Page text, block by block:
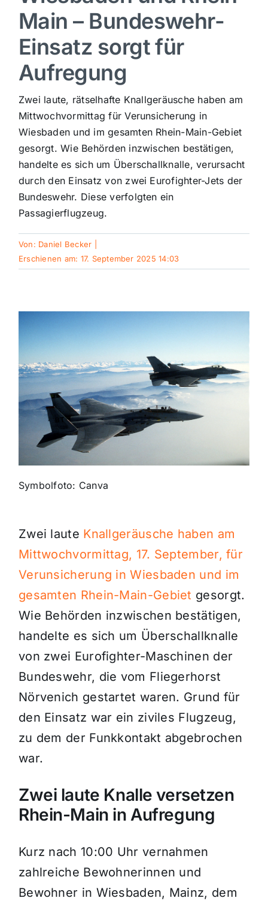
Sport
Panorama
Mein Stadtteil
Galerie
Verkehrsmeldungen
Polizeimeldungen
Gewinnspiele
Main – Bundeswehr-
Einsatz sorgt für
Aufregung
Zwei laute, rätselhafte Knallgeräusche haben am
Mittwochvormittag für Verunsicherung in
Wiesbaden und im gesamten Rhein-Main-Gebiet
gesorgt. Wie Behörden inzwischen bestätigen,
handelte es sich um Überschallknalle, verursacht
durch den Einsatz von zwei Eurofighter-Jets der
Bundeswehr. Diese verfolgten ein
Passagierflugzeug.
Von: Daniel Becker
Erschienen am: 17. September 2025 14:03
Symbolfoto: Canva
Zwei laute Knallgeräusche haben am
Mittwochvormittag, 17. September, für
Verunsicherung in Wiesbaden und im
gesamten Rhein-Main-Gebiet gesorgt.
Wie Behörden inzwischen bestätigen,
handelte es sich um Überschallknalle
von zwei Eurofighter-Maschinen der
Bundeswehr, die vom Fliegerhorst
Nörvenich gestartet waren. Grund für
den Einsatz war ein ziviles Flugzeug,
zu dem der Funkkontakt abgebrochen
war.
Zwei laute Knalle versetzen
Rhein-Main in Aufregung
Kurz nach 10:00 Uhr vernahmen
zahlreiche Bewohnerinnen und
Bewohner in Wiesbaden, Mainz, dem